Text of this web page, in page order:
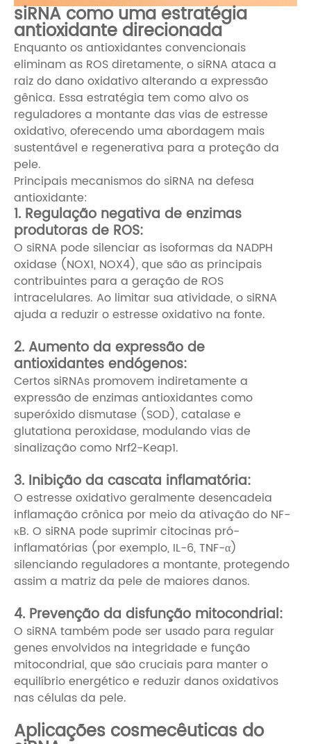
siRNA como uma estratégia
antioxidante direcionada
Enquanto os antioxidantes convencionais
eliminam as ROS diretamente, o siRNA ataca a
raiz do dano oxidativo alterando a expressão
gênica. Essa estratégia tem como alvo os
reguladores a montante das vias de estresse
oxidativo, oferecendo uma abordagem mais
sustentável e regenerativa para a proteção da
pele.
Principais mecanismos do siRNA na defesa
antioxidante:
1. Regulação negativa de enzimas
produtoras de ROS:
O siRNA pode silenciar as isoformas da NADPH
oxidase (NOX1, NOX4), que são as principais
contribuintes para a geração de ROS
intracelulares. Ao limitar sua atividade, o siRNA
ajuda a reduzir o estresse oxidativo na fonte.
2. Aumento da expressão de
antioxidantes endógenos:
Certos siRNAs promovem indiretamente a
expressão de enzimas antioxidantes como
superóxido dismutase (SOD), catalase e
glutationa peroxidase, modulando vias de
sinalização como Nrf2-Keap1.
3. Inibição da cascata inflamatória:
O estresse oxidativo geralmente desencadeia
inflamação crônica por meio da ativação do NF-
κB. O siRNA pode suprimir citocinas pró-
inflamatórias (por exemplo, IL-6, TNF-α)
silenciando reguladores a montante, protegendo
assim a matriz da pele de maiores danos.
4. Prevenção da disfunção mitocondrial:
O siRNA também pode ser usado para regular
genes envolvidos na integridade e função
mitocondrial, que são cruciais para manter o
equilíbrio energético e reduzir danos oxidativos
nas células da pele.
Aplicações cosmecêuticas do